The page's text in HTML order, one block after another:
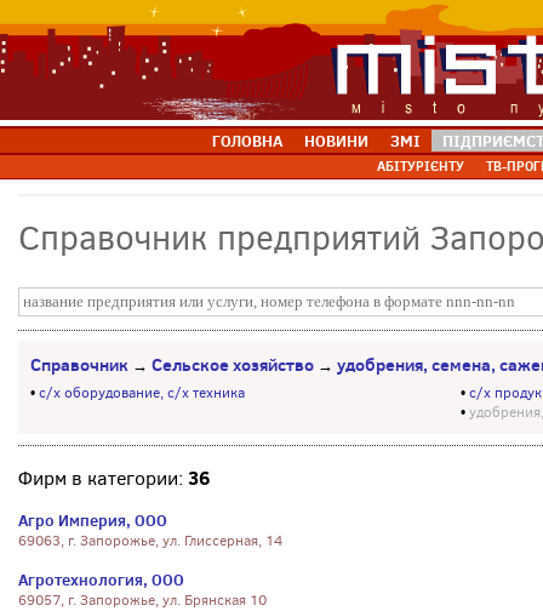
ГОЛОВНА НОВИНИ ЗМІ
АБІТУРІЄНТУ ТВ-
Справочник предприятий
Справочник → Сельское хозяйство → удобрения, семена,
•с/х оборудование, с/х техника •с/х
•
Фирм в категории: 36
Агро Империя, ООО
69063, г. Запорожье, ул. Глиссерная, 14
Агротехнология, ООО
69057, г. Запорожье, ул. Брянская 10